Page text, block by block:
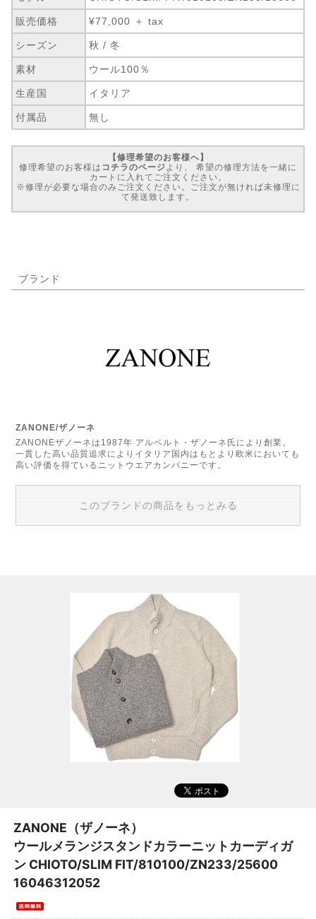
販売価格 ¥77,000 ＋ tax
シーズン 秋 / 冬
素材 ウール100％
生産国 イタリア
付属品 無し
【修理希望のお客様へ】
修理希望のお客様は コチラのページより、 希望の修理方法を一緒に
カートに入れてご注文ください。
※修理が必要な場合のみご注文ください。ご注文が無ければ未修理に
て発送致します。
ブランド
ZANONE/ザノーネ
ZANONEザノーネは1987年 アルベルト・ザノーネ氏により創業。
一貫した高い品質追求によりイタリア国内はもとより欧米においても
高い評価を得ているニットウエアカンパニーです。
このブランドの商品をもっとみる
ZANONE（ザノーネ）
ウールメランジスタンドカラーニットカーディガ
ン CHIOTO/SLIM FIT/810100/ZN233/25600
16046312052